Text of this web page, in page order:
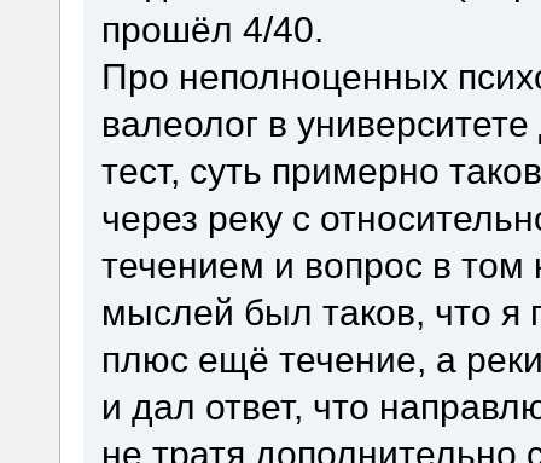
прошёл 4/40.
Про неполноценных
валеолог в
тест, суть примерно
через реку с
течением и вопрос в том
мыслей был таков, что
плюс ещё течение, а
и дал ответ, что
не тратя дополнительно